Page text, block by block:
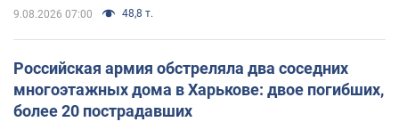
9.08.2026 07:00 48,8 т.
Российская армия обстреляла два соседних
многоэтажных дома в Харькове: двое погибших,
более 20 пострадавших